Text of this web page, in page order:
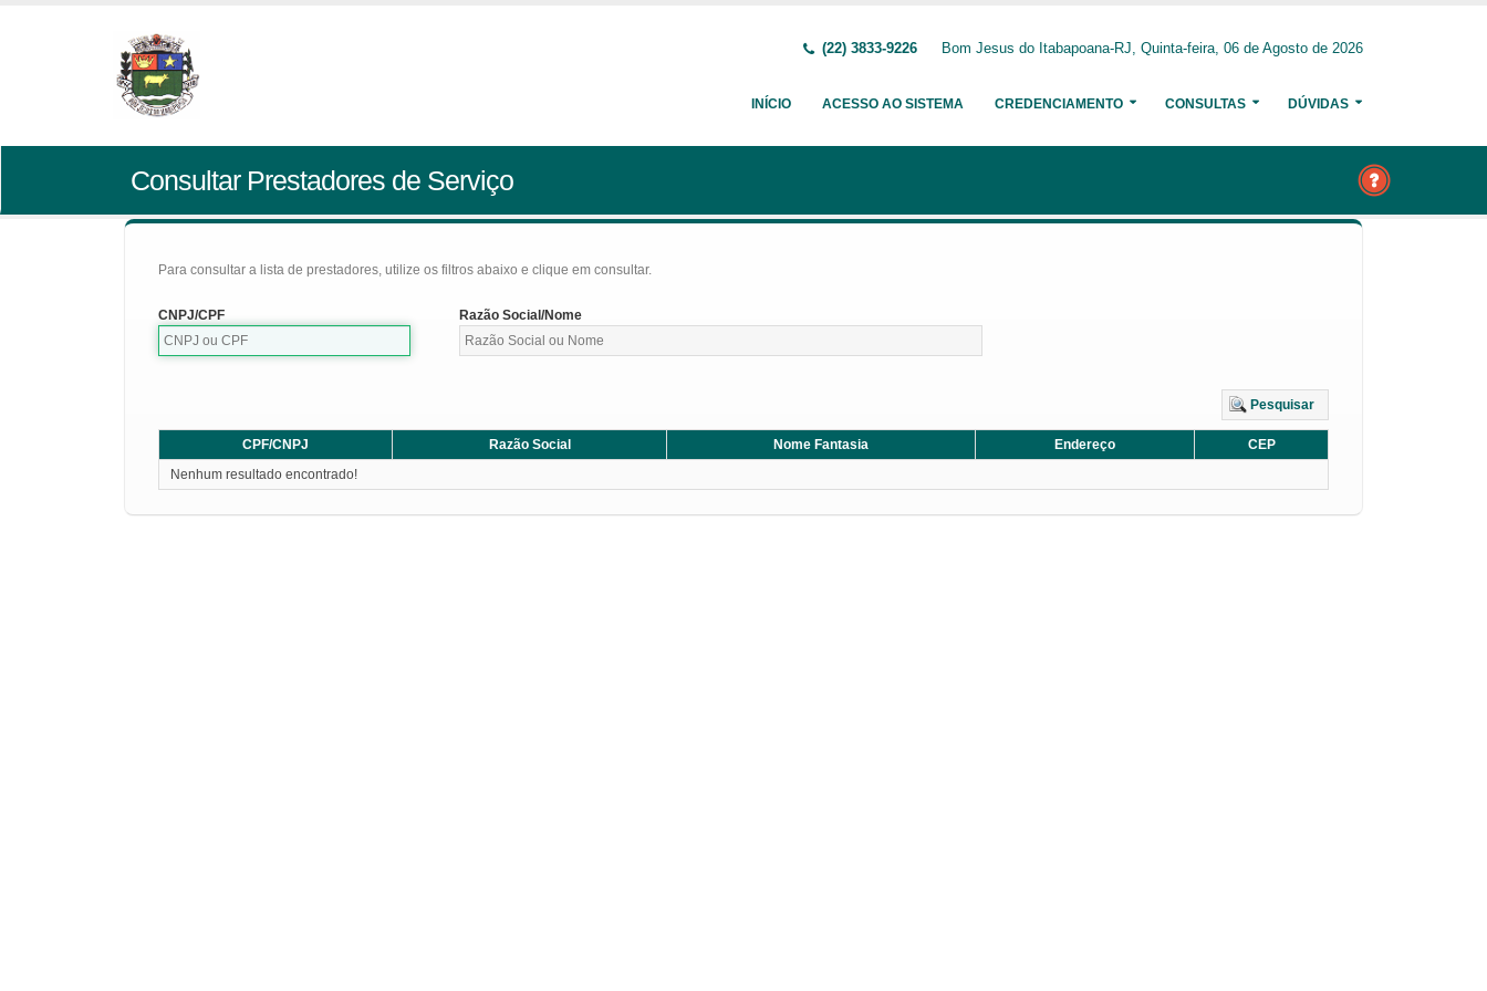
(22) 3833-9226 Bom Jesus do Itabapoana-RJ, Quinta-feira, 06 de Agosto de 2026
INÍCIO ACESSO AO SISTEMA CREDENCIAMENTO CONSULTAS DÚVIDAS
Consultar Prestadores de Serviço
Para consultar a lista de prestadores, utilize os filtros abaixo e clique em consultar.
CNPJ/CPF Razão Social/Nome
Pesquisar
CPF/CNPJ Razão Social Nome Fantasia Endereço
CEP
Nenhum resultado encontrado!